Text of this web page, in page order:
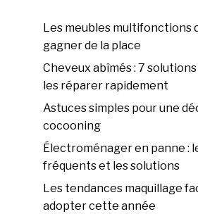
Les meubles multifonctions
gagner de la place
Cheveux abîmés : 7
les réparer rapidement
Astuces simples pour une
cocooning
Électroménager en panne :
fréquents et les solutions
Les tendances maquillage
adopter cette année